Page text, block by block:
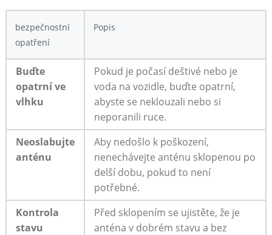
bezpečnostní
opatření
Popis
Buďte
opatrní ve
vlhku
Pokud je‌ počasí deštivé nebo je
voda‍ na vozidle, buďte opatrní,
abyste se neklouzali⁢ nebo si
neporanili ruce.
Neoslabujte
anténu
Aby nedošlo ‍k poškození,
nenechávejte anténu sklopenou po
delší dobu, pokud⁤ to není
potřebné.
Kontrola
stavu
Před sklopením se ujistěte, že je
anténa ‌v dobrém ⁤stavu a bez